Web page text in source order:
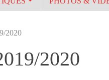
2020
2020